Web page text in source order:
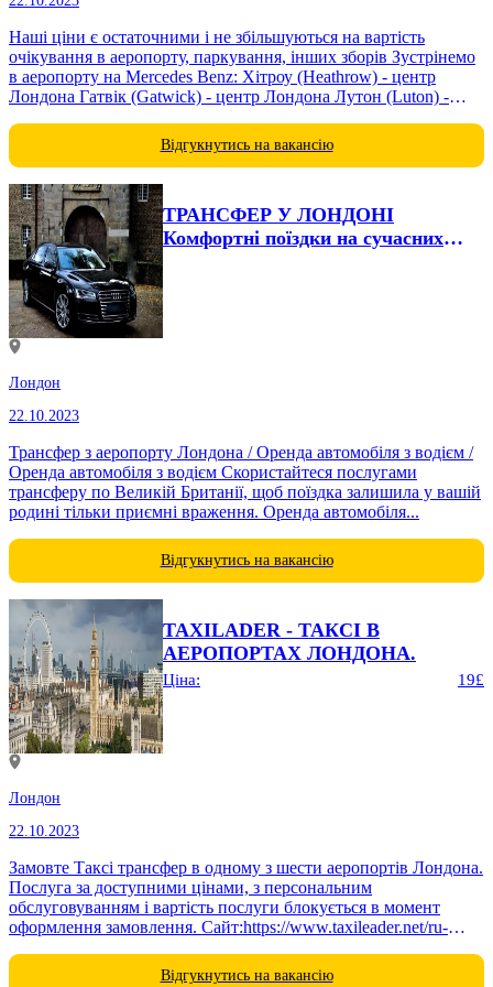
Наші ціни є остаточними і не збільшуються на вартість
очікування в аеропорту, паркування, інших зборів Зустрінемо
в аеропорту на Mercedes Benz: Хітроу (Heathrow) - центр
Лондона Гатвік (Gatwick) - центр Лондона Лутон (Luton) -
Відгукнутись на вакансію
ТРАНСФЕР У ЛОНДОНІ
Комфортні поїздки на сучасних
Лондон
22.10.2023
Трансфер з аеропорту Лондона / Оренда автомобіля з водієм /
Оренда автомобіля з водієм Скористайтеся послугами
трансферу по Великій Британії, щоб поїздка залишила у вашій
родині тільки приємні враження. Оренда автомобіля...
Відгукнутись на вакансію
TAXILADER - ТАКСІ В
АЕРОПОРТАХ ЛОНДОНА.
Ціна: 19£
Лондон
22.10.2023
Замовте Таксі трансфер в одному з шести аеропортів Лондона.
Послуга за доступними цінами, з персональним
обслуговуванням і вартість послуги блокується в момент
оформлення замовлення. Сайт:https://www.taxileader.net/ru-
ЦІЛОДОБОВО Обслуговування клієнтів щодня з 11:00 до...
Відгукнутись на вакансію